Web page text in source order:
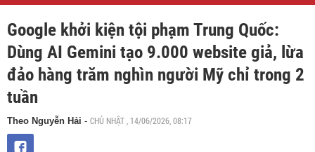
Google khởi kiện tội phạm Trung Quốc:
Dùng AI Gemini tạo 9.000 website giả, lừa
đảo hàng trăm nghìn người Mỹ chỉ trong 2
tuần
Theo Nguyễn Hải - CHỦ NHẬT , 14/06/2026, 08:17